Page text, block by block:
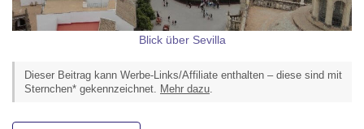
Blick über Sevilla
Dieser Beitrag kann Werbe-Links/Affiliate enthalten – diese sind mit
Sternchen* gekennzeichnet. Mehr dazu.